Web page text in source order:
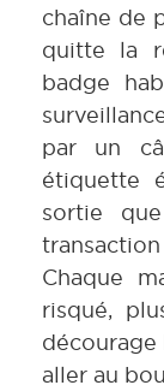
chaîne de
quitte la
badge
par un
étiquette
sortie
Chaque
risqué,
aller au